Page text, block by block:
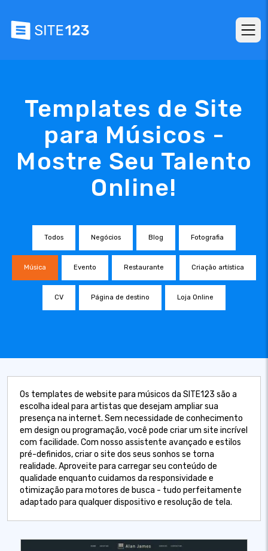
Templates de Site
para Músicos -
Mostre Seu Talento
Online!
Todos Negócios Blog Fotografia
Música Evento Restaurante Criação artística
CV Página de destino Loja Online
Os templates de website para músicos da SITE123 são a
escolha ideal para artistas que desejam ampliar sua
presença na internet. Sem necessidade de conhecimento
em design ou programação, você pode criar um site incrível
com facilidade. Com nosso assistente avançado e estilos
pré-definidos, criar o site dos seus sonhos se torna
realidade. Aproveite para carregar seu conteúdo de
qualidade enquanto cuidamos da responsividade e
otimização para motores de busca - tudo perfeitamente
adaptado para qualquer dispositivo e resolução de tela.